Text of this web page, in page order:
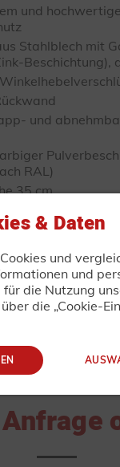
und
Stahlblech mit
Beschichtung),
und
RAL)
35 cm
Angaben
Preise sind
& Daten
und
und
die Nutzung
die „Cookie-